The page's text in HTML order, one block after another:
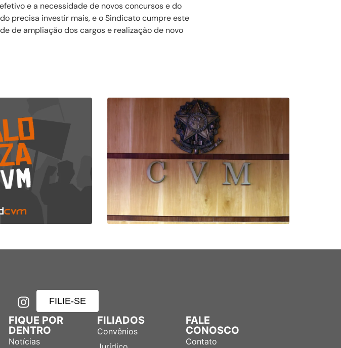
e a necessidade de novos concursos e do
precisa investir mais, e o Sindicato cumpre este
de ampliação dos cargos e realização de novo
FILIE-SE
FIQUE POR
DENTRO
Notícias
FILIADOS
Convênios
FALE
CONOSCO
Contato